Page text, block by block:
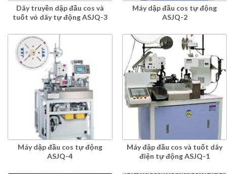
Dây truyền dập đầu cos và
tuốt vỏ dây tự động ASJQ-3
Máy dập đầu cos tự động
ASJQ-2
Máy dập đầu cos tự động
ASJQ-4
Máy đập đầu cos và tuốt dây
điện tự động ASJQ-1